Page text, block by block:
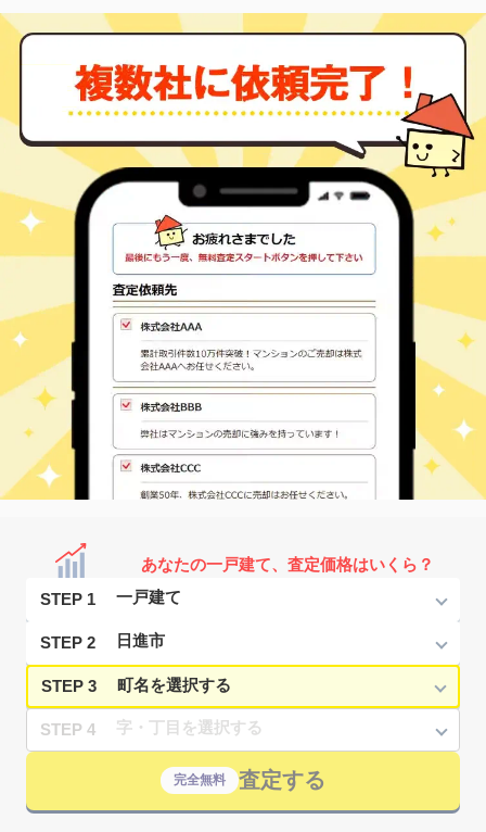
あなたの一戸建て、査定価格はいくら？
STEP 1
STEP 2
STEP 3
STEP 4
完全無料 査定する